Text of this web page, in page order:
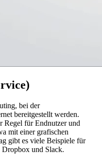
bei der
bereitgestellt werden.
Regel für Endnutzer und
mit einer grafischen
gibt es viele Beispiele für
Dropbox und Slack.